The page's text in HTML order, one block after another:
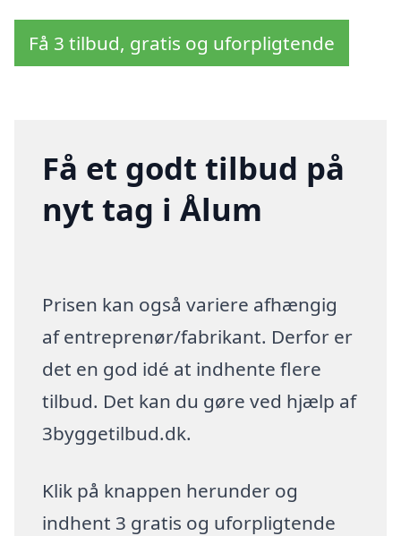
Få 3 tilbud, gratis og uforpligtende
Få et godt tilbud på
nyt tag i Ålum
Prisen kan også variere afhængig
af entreprenør/fabrikant. Derfor er
det en god idé at indhente flere
tilbud. Det kan du gøre ved hjælp af
3byggetilbud.dk.
Klik på knappen herunder og
indhent 3 gratis og uforpligtende